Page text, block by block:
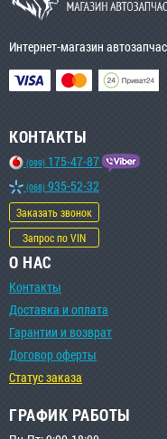
Интернет-магазин
КОНТАКТЫ
(099) 175-47-87
(068) 935-52-32
Заказать звонок
Запрос по VIN
О НАС
Контакты
Доставка и оплата
Гарантии и возврат
Договор оферты
Статус заказа
ГРАФИК РАБОТЫ